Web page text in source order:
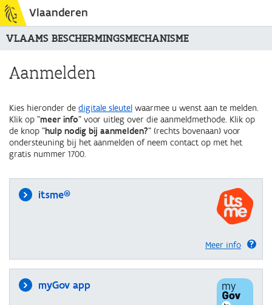
Vlaanderen
VLAAMS BESCHERMINGSMECHANISME
Aanmelden
Kies hieronder de digitale sleutel waarmee u wenst aan te melden.
Klik op "meer info" voor uitleg over die aanmeldmethode. Klik op
de knop "hulp nodig bij aanmelden?" (rechts bovenaan) voor
ondersteuning bij het aanmelden of neem contact op met het
gratis nummer 1700.
itsme®
Meer info
myGov app